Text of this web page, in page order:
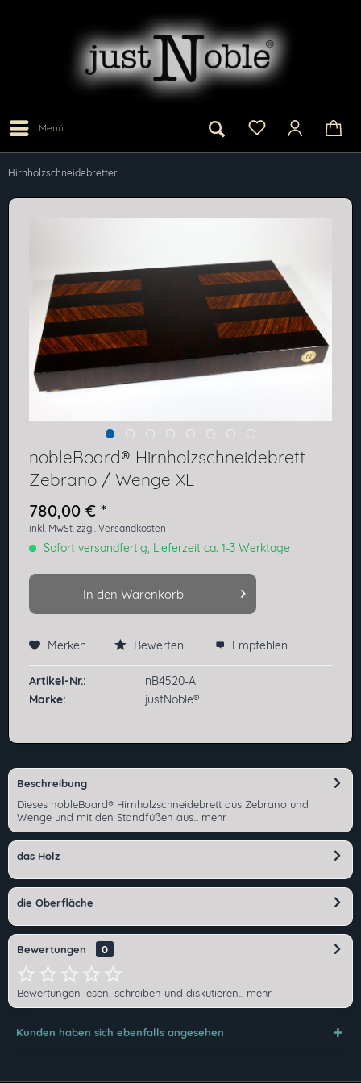
Menü
Hirnholzschneidebretter
nobleBoard® Hirnholzschneidebrett
Zebrano / Wenge XL
780,00 € *
inkl. MwSt. zzgl. Versandkosten
Sofort versandfertig, Lieferzeit ca. 1-3 Werktage
In den Warenkorb
Preis anfragen
Merken Bewerten Empfehlen
Artikel-Nr.:
nB4520-A
Marke:
justNoble®
Beschreibung
Dieses nobleBoard® Hirnholzschneidebrett aus Zebrano und
Wenge und mit den Standfüßen aus...
mehr
das Holz
die Oberfläche
Bewertungen 0
Bewertungen lesen, schreiben und diskutieren... mehr
Kunden haben sich ebenfalls angesehen